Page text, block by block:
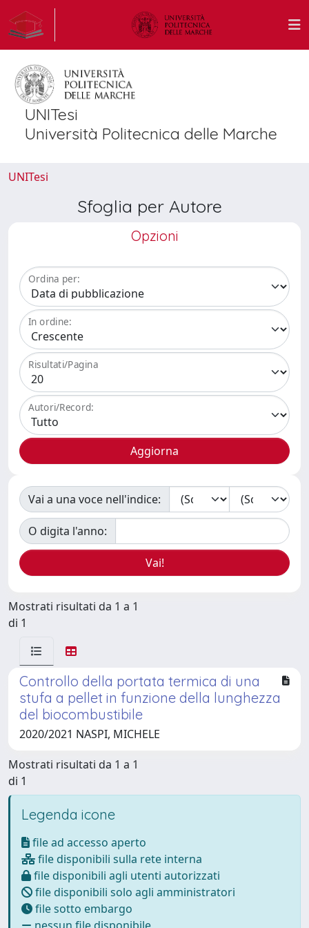
UNITesi
Università Politecnica delle Marche
UNITesi
Sfoglia per Autore
Opzioni
Ordina per:
In ordine:
Risultati/Pagina
Autori/Record:
Vai a una voce nell'indice:
O digita l'anno:
Mostrati risultati da 1 a 1
di 1
Controllo della portata termica di una
stufa a pellet in funzione della lunghezza
del biocombustibile
2020/2021 NASPI, MICHELE
Mostrati risultati da 1 a 1
di 1
Legenda icone
file ad accesso aperto
file disponibili sulla rete interna
file disponibili agli utenti autorizzati
file disponibili solo agli amministratori
file sotto embargo